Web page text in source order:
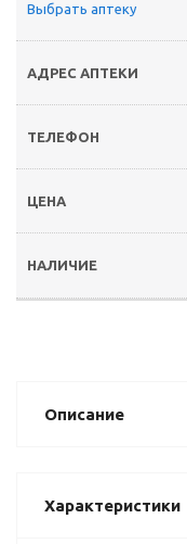
Выбрать аптеку
Описание
Характеристики